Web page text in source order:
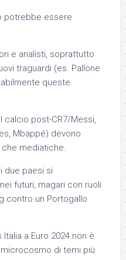
potrebbe essere
e analisti, soprattutto
traguardi (es. Pallone
queste
post-CR7/Messi,
Mbappé) devono
mediatiche.
due paesi si
futuri, magari con ruoli
contro un Portogallo
a Euro 2024 non è
di temi più